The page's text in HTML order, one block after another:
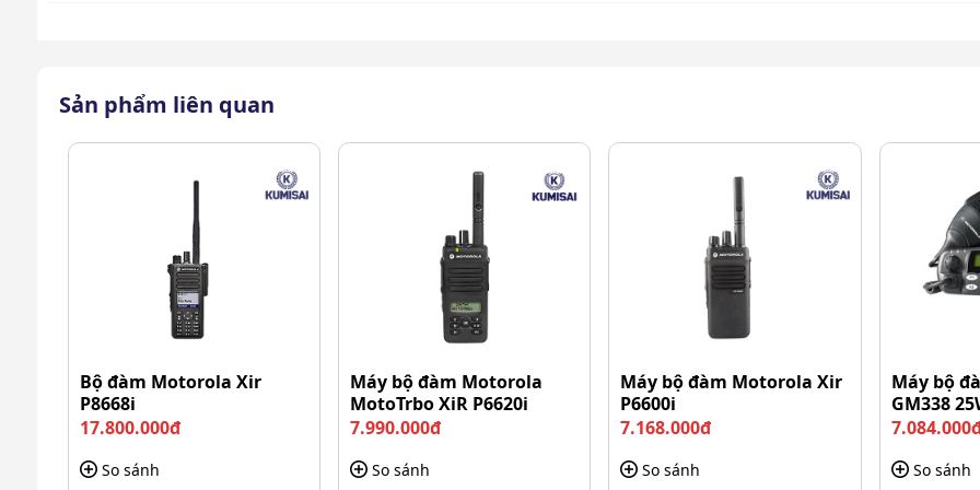
Sản phẩm liên quan
Bộ đàm Motorola Xir
P8668i
17.800.000đ
So sánh
Máy bộ đàm Motorola
MotoTrbo XiR P6620i
7.990.000đ
So sánh
Máy bộ đàm Motorola Xir
P6600i
7.168.000đ
So sánh
Máy bộ
GM338
So sánh